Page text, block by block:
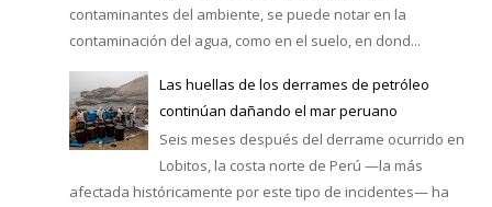
contaminantes del ambiente, se puede notar en la
contaminación del agua, como en el suelo, en dond...
Las huellas de los derrames de petróleo
continúan dañando el mar peruano
Seis meses después del derrame ocurrido en
Lobitos, la costa norte de Perú —la más
afectada históricamente por este tipo de incidentes— ha